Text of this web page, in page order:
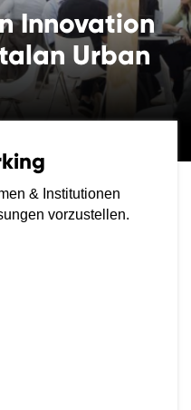
Innovation
Urban
& Institutionen
vorzustellen.